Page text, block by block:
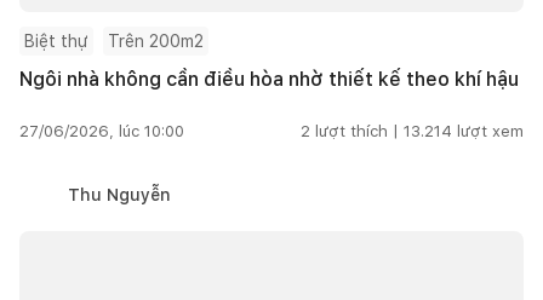
Biệt thự Trên 200m2
Ngôi nhà không cần điều hòa nhờ thiết kế theo khí hậu
27/06/2026, lúc 10:00 2 lượt thích | 13.214 lượt xem
Thu Nguyễn